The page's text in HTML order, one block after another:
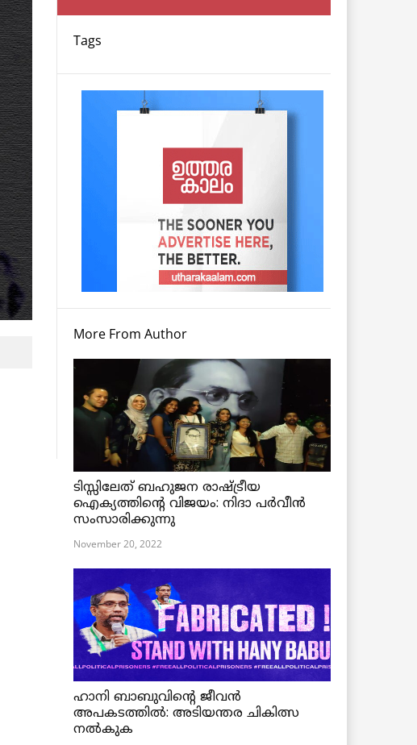
Tags
More From Author
ടിസ്സിലേത് ബഹുജന രാഷ്ട്രീയ
ഐക്യത്തിന്റെ വിജയം: നിദാ പർവീൻ
സംസാരിക്കുന്നു
November 20, 2022
ഹാനി ബാബുവിന്റെ ജീവൻ
അപകടത്തിൽ: അടിയന്തര ചികിത്സ
നൽകുക